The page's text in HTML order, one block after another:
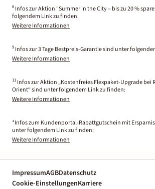
6 Infos zur Aktion "Summer in the City – bis zu 20 %
folgendem Link zu finden.
Weitere Informationen
9 Infos zur 3 Tage Bestpreis-Garantie sind unter
Weitere Informationen
11 Infos zur Aktion „Kostenfreies Flexpaket-Upgrade bei
Orient“ sind unter folgendem Link zu finden:
Weitere Informationen
*Infos zum Kundenportal-Rabattgutschein mit Ersparnis
unter folgendem Link zu finden:
Weitere Informationen
ImpressumAGBDatenschutz
Cookie-EinstellungenKarriere